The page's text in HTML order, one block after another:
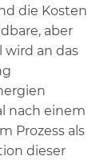
die Kosten
aber
wird an das
nach einem
Prozess als
dieser